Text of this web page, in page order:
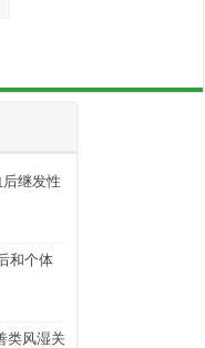
继发性
和个体
类风湿关